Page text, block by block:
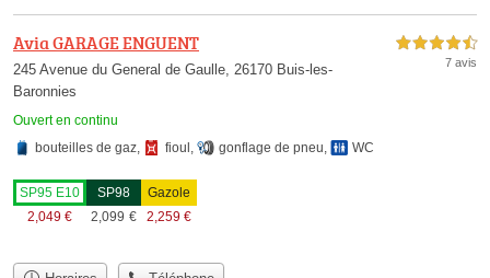
Avia GARAGE ENGUENT
245 Avenue du General de Gaulle, 26170 Buis-les-
Baronnies
Ouvert en continu
4,5 étoiles sur 5
7 avis
bouteilles de gaz, fioul , gonflage de pneu, WC
SP95 E10
2,049 €
SP98
2,099 €
Gazole
2,259 €